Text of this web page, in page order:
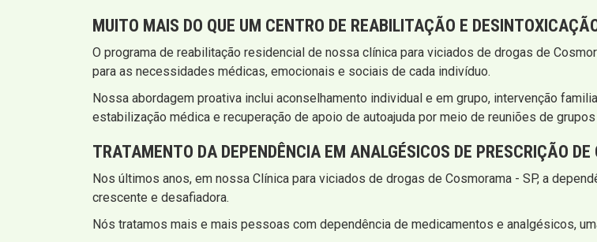
MUITO MAIS DO QUE UM CENTRO DE REABILITAÇÃO E
O programa de reabilitação residencial de nossa clínica para viciados de drogas de
para as necessidades médicas, emocionais e sociais de cada indivíduo.
Nossa abordagem proativa inclui aconselhamento individual e em grupo, intervenção
estabilização médica e recuperação de apoio de autoajuda por meio de reuniões de grupos
TRATAMENTO DA DEPENDÊNCIA EM ANALGÉSICOS DE PRESCRIÇÃO DE
Nos últimos anos, em nossa Clínica para viciados de drogas de Cosmorama - SP, a
crescente e desafiadora.
Nós tratamos mais e mais pessoas com dependência de medicamentos e analgésicos,